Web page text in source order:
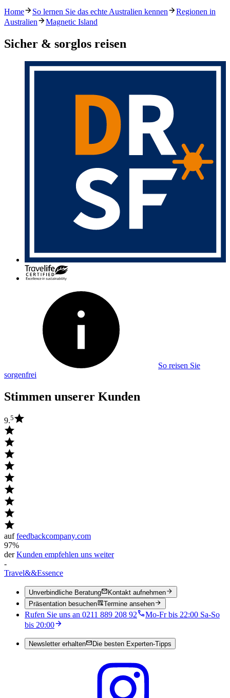
Home So lernen Sie das echte Australien kennen
Regionen in
Australien
Magnetic Island
Sicher & sorglos reisen
So reisen Sie
sorgenfrei
Stimmen unserer Kunden
9.5
auffeedbackcompany.com
97%
derKunden empfehlen uns weiter
-
Travel&&Essence
Unverbindliche Beratung
Kontakt aufnehmen
Präsentation besuchen
Termine ansehen
Rufen Sie uns an 0211 889 208 92
Mo-Fr bis 22:00 Sa-So
bis 20:00
Newsletter erhalten Die besten Experten-Tipps